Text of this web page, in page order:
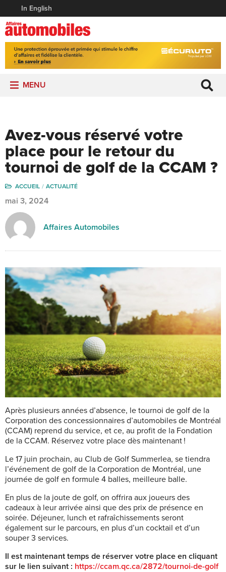
In English
MENU
Avez-vous réservé votre
place pour le retour du
tournoi de golf de la CCAM ?
ACCUEIL ACTUALITÉ
mai 3, 2024
Affaires Automobiles
Après plusieurs années d’absence, le tournoi de golf de la
Corporation des concessionnaires d’automobiles de Montréal
(CCAM) reprend du service, et ce, au profit de la Fondation
de la CCAM. Réservez votre place dès maintenant !
Le 17 juin prochain, au Club de Golf Summerlea, se tiendra
l’événement de golf de la Corporation de Montréal, une
journée de golf en formule 4 balles, meilleure balle.
En plus de la joute de golf, on offrira aux joueurs des
cadeaux à leur arrivée ainsi que des prix de présence en
soirée. Déjeuner, lunch et rafraîchissements seront
également sur le parcours, en plus d’un cocktail et d’un
souper 3 services.
Il est maintenant temps de réserver votre place en cliquant
sur le lien suivant : https://ccam.qc.ca/2872/tournoi-de-golf